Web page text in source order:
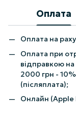
Оплата
Оплата на
Оплата при
відправкою на
2000 грн -
(післяплата);
Онлайн (Apple